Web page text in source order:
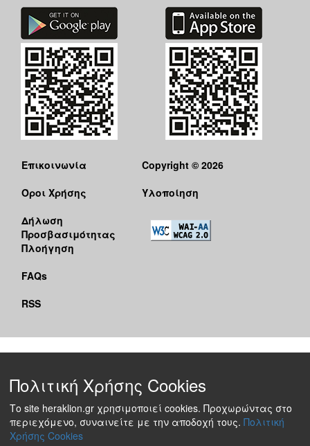
Επικοινωνία
Όροι Χρήσης
Δήλωση
Προσβασιμότητας
Πλοήγηση
FAQs
RSS
Copyright © 2026
Υλοποίηση
Πολιτική Χρήσης Cookies
Το site heraklion.gr χρησιμοποιεί cookies. Προχωρώντας στο
περιεχόμενο, συναινείτε με την αποδοχή τους. Πολιτική
Χρήσης Cookies